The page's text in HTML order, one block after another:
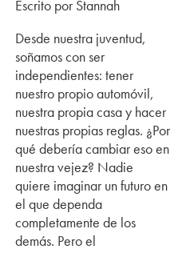
Escrito por Stannah
Desde nuestra juventud,
soñamos con ser
independientes: tener
nuestro propio automóvil,
nuestra propia casa y hacer
nuestras propias reglas. ¿Por
qué debería cambiar eso en
nuestra vejez? Nadie
quiere imaginar un futuro en
el que dependa
completamente de los
demás. Pero el